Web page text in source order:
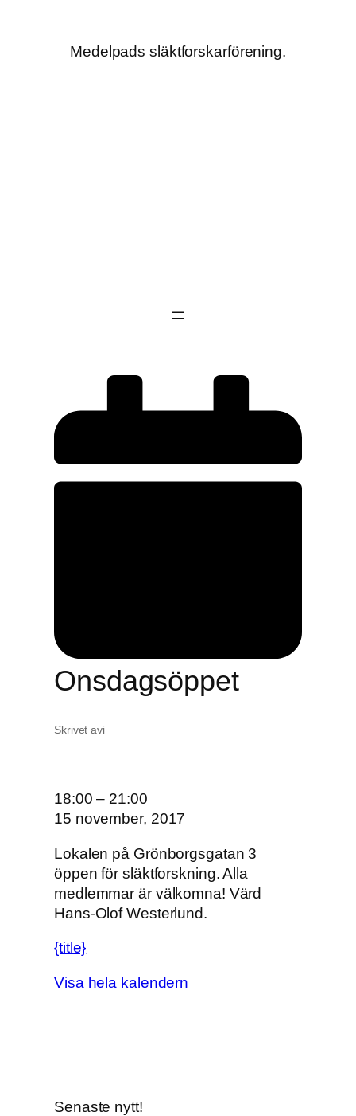
Medelpads släktforskarförening.
Onsdagsöppet
Skrivet avi
O
n
d
a
g
s
p
p
18:00 – 21:00
15 november, 2017
Lokalen på Grönborgsgatan 3
öppen för släktforskning. Alla
medlemmar är välkomna! Värd
Hans-Olof Westerlund.
{title}
Visa hela kalendern
Senaste nytt!